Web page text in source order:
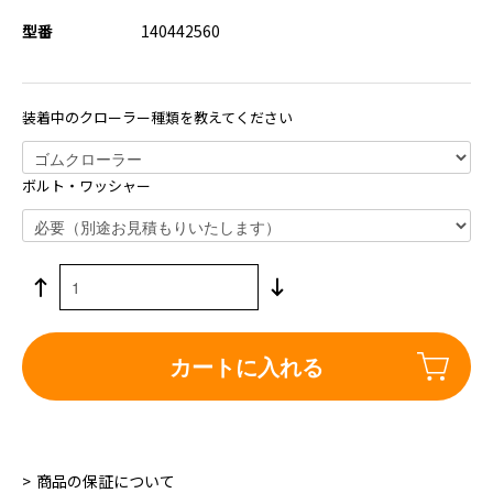
型番 140442560
装着中のクローラー種類を教えてください
ボルト・ワッシャー
カートに入れる
商品の保証について